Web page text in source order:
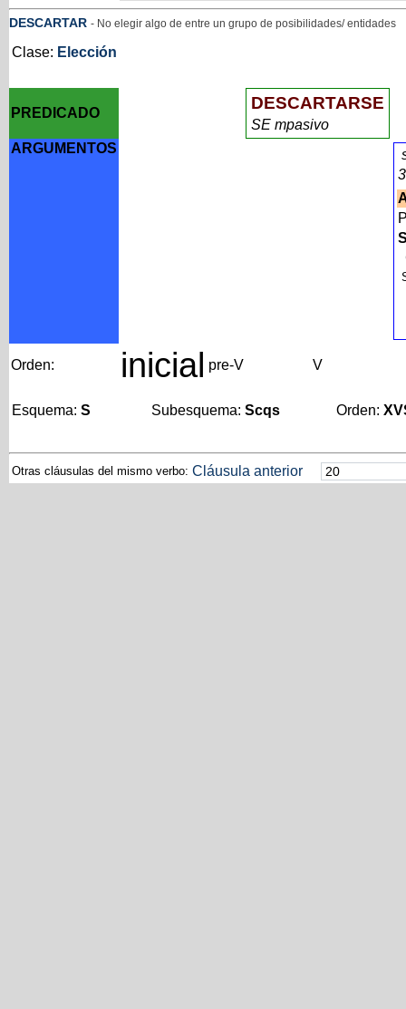
DESCARTAR - No elegir algo de entre un grupo de posibilidades/ entidades
Clase: Elección
PREDICADO
DESCARTARSE
SE mpasivo
ARGUMENTOS
Orden: inicial pre-V V
Esquema: S Subesquema: Scqs Orden:
Otras cláusulas del mismo verbo: Cláusula anterior